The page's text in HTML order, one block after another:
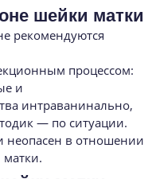
шейки матки
рекомендуются
процессом:
и
интраванинально,
— по ситуации.
неопасен в отношении
матки.